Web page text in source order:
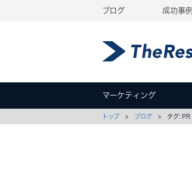
ブログ 成功事例
マーケティング
トップ > ブログ > タグ: PR